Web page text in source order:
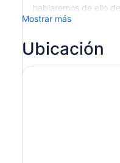
hablaremos de ello
Mostrar más
Ubicación